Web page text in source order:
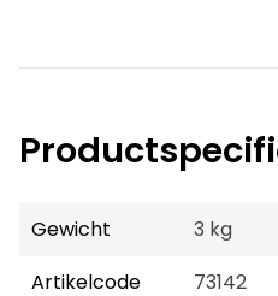
Gewicht
3 kg
Artikelcode
73142